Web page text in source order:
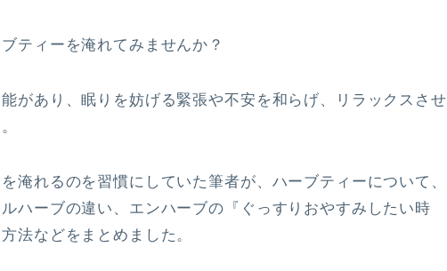
ティーを淹れてみませんか？
があり、眠りを妨げる緊張や不安を和らげ、リラックスさせ
淹れるのを習慣にしていた筆者が、ハーブティーについて、
ハーブの違い、エンハーブの『ぐっすりおやすみしたい時
法などをまとめました。